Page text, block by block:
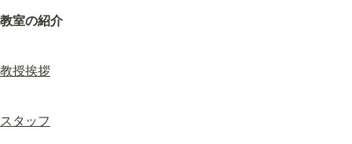
教室の紹介
教授挨拶
スタッフ